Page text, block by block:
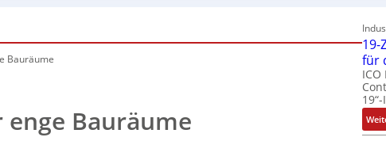
Bauräume
Bauräume
19-
für